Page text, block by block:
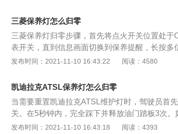
下的豪华品牌，车标是一个花冠盾形的徽章，象
地位。凯迪拉克旗下盛产豪华轿车以及SUV，还
列车型的国产版本就是atsl车型，这是一款中大
坐舒适性强，科技感十足。
三菱保养灯怎么归零
三菱保养灯归零步骤，首先将点火开关位置处于
表开关，直到信息画面切换到保养提醒，长按多
闪烁，然后在闪烁的时候按一下多信息仪表开关
醒信息进行归零复位，也就是信息重置，这样方
主按照一定的里程或者时间设置的提醒功能，通
定期保养。汽车保养对汽车生命尤为重要，它能
患，预防汽车故障发生，延长汽车的使用寿命，
提示预警，保障汽车在规定的周期内按时保养。
发布时间：2021-11-10 16:43:22 阅读：4580
凯迪拉克ATSL保养灯怎么归零
当需要重置凯迪拉克ATSL维护灯时，驾驶员首
关。在5秒钟内，完全踩下并释放油门踏板3次。
油”，则重置成功。驾驶员可通过方向盘右侧的
发布时间：2021-11-10 16:43:18 阅读：4393